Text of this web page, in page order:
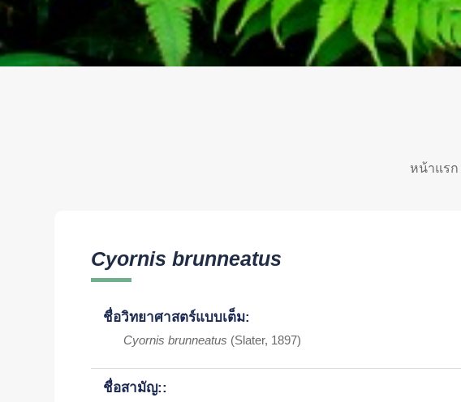
หน้าแรก
Cyornis brunneatus
ชื่อวิทยาศาสตร์แบบเต็ม:
Cyornis brunneatus (Slater, 1897)
ชื่อสามัญ::